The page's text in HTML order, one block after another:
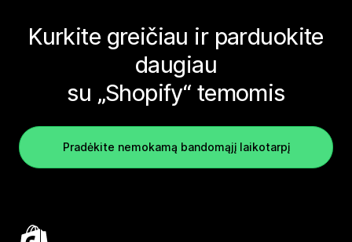
Kurkite greičiau ir parduokite
daugiau
su „Shopify“ temomis
Pradėkite nemokamą bandomąjį laikotarpį